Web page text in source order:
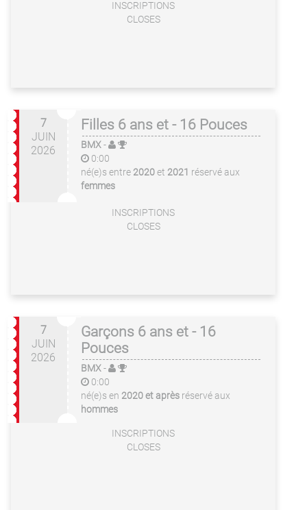
INSCRIPTIONS
CLOSES
7
JUIN
2026
Filles 6 ans et - 16 Pouces
BMX-
0:00
né(e)s entre 2020et 2021 réservé aux
femmes
INSCRIPTIONS
CLOSES
7
JUIN
2026
Garçons 6 ans et - 16
Pouces
BMX-
0:00
né(e)s en 2020 et après réservé aux
hommes
INSCRIPTIONS
CLOSES